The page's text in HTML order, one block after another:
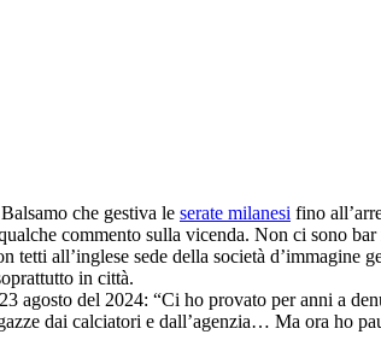
che gestiva le serate milanesi fino
commento sulla vicenda. Non ci sono bar
all’inglese sede della società d’immagine
in città.
agosto del 2024: “Ci ho provato per anni a
dai calciatori e dall’agenzia… Ma ora ho